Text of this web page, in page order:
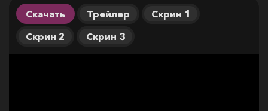
Скачать Трейлер
Скрин 1
Скрин 2
Скрин 3